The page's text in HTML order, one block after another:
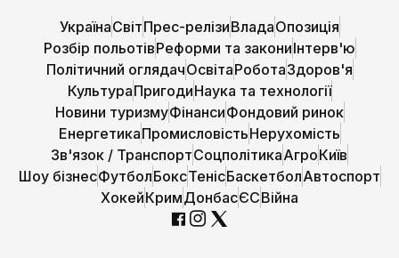
УкраїнаСвітПрес-релізиВладаОпозиція
Розбір польотівРеформи та закониІнтерв'ю
Політичний оглядачОсвітаРоботаЗдоров'я
КультураПригодиНаука та технології
Новини туризмуФінансиФондовий ринок
ЕнергетикаПромисловістьНерухомість
Зв'язок / ТранспортСоцполітикаАгроКиїв
Шоу бізнесФутболБоксТенісБаскетболАвтоспорт
ХокейКримДонбасЄСВійна